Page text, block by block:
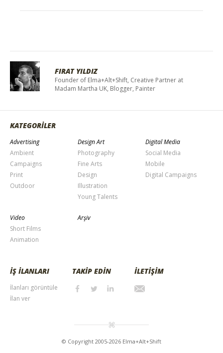
FIRAT YILDIZ
Founder of Elma+Alt+Shift, Creative Partner at
Madam Martha UK, Blogger, Painter
KATEGORİLER
Advertising
Ambient
Campaigns
Print
Outdoor
Design Art
Photography
Fine Arts
Design
Illustration
Young Talents
Digital Media
Social Media
Mobile
Digital Campaigns
Video
Short Films
Animation
Arşiv
İŞ İLANLARI
İlanları görüntüle
İlan ver
TAKİP EDİN İLETİŞİM
© Copyright 2005-2026 Elma+Alt+Shift